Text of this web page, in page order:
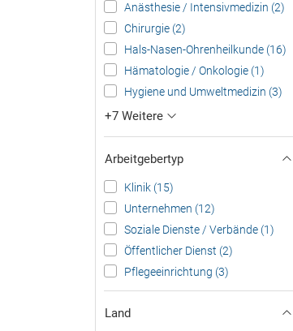
Anästhesie / Intensivmedizin (2)
Chirurgie (2)
Hals-Nasen-Ohrenheilkunde (16)
Hämatologie / Onkologie (1)
Hygiene und Umweltmedizin (3)
+7 Weitere
Arbeitgebertyp
Klinik (15)
Unternehmen (12)
Soziale Dienste / Verbände (1)
Öffentlicher Dienst (2)
Pflegeeinrichtung (3)
Land